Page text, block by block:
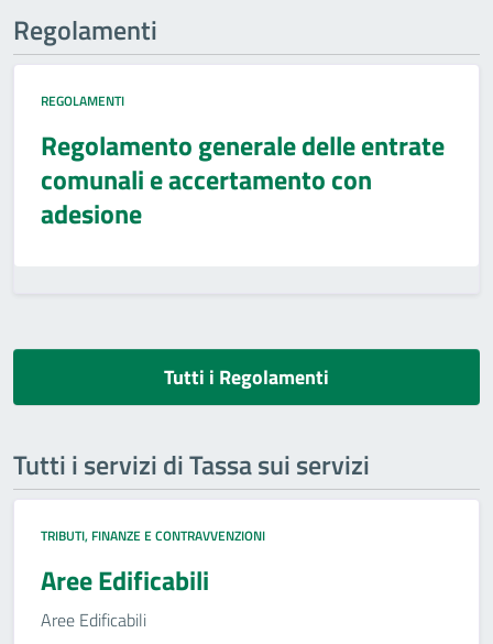
Regolamenti
REGOLAMENTI
Regolamento generale delle entrate
comunali e accertamento con
adesione
Tutti i Regolamenti
Tutti i servizi di Tassa sui servizi
TRIBUTI, FINANZE E CONTRAVVENZIONI
Aree Edificabili
Aree Edificabili